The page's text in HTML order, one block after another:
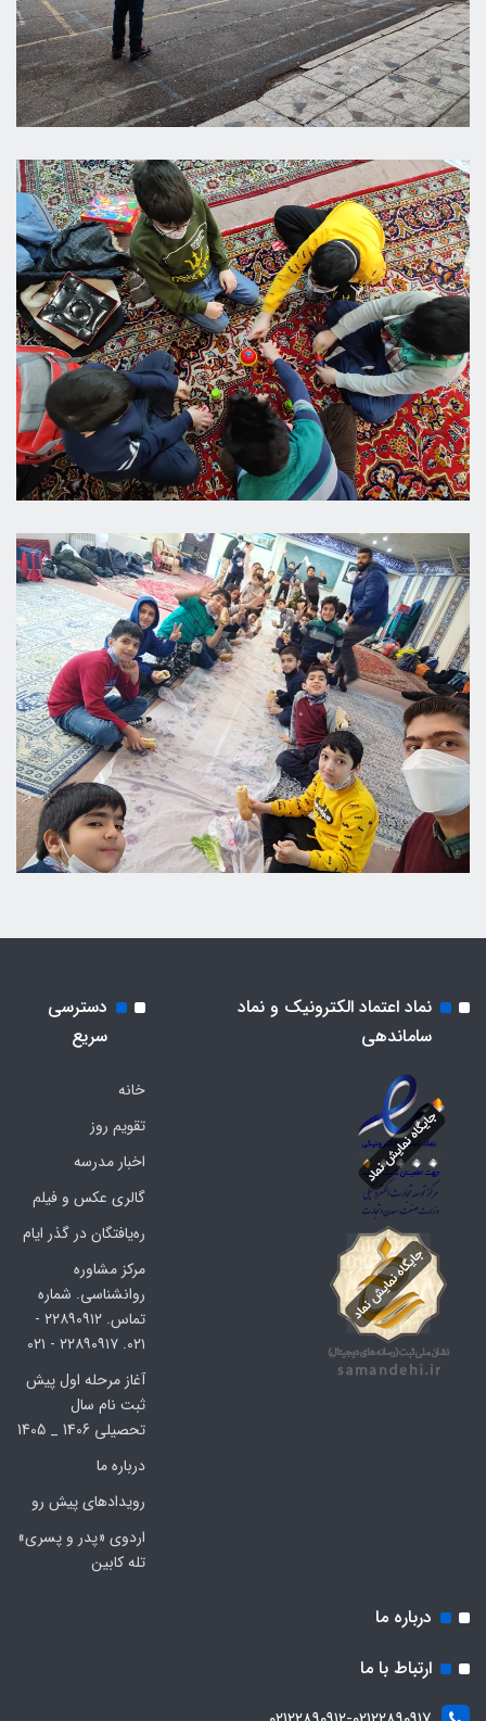
نماد اعتماد الکترونیک و نماد
ساماندهی
دسترسی
سریع
خانه
تقویم روز
اخبار مدرسه
گالری عکس و فیلم
ره‌یافتگان در گذر ایام
مرکز مشاوره
روانشناسی. شماره
تماس. ۲۲۸۹۰۹۱۲ -
۰۲۱. ۲۲۸۹۰۹۱۷ - ۰۲۱
آغاز مرحله اول پیش
ثبت نام سال
تحصیلی 1406 _ 1405
درباره ما
رویدادهای پیش رو
اردوی «پدر و پسری»
تله کابین
درباره ما
ارتباط با ما